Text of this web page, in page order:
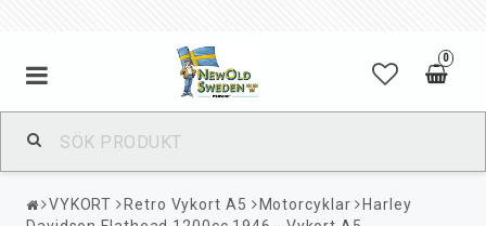
0
VYKORT Retro Vykort A5 Motorcyklar
Harley